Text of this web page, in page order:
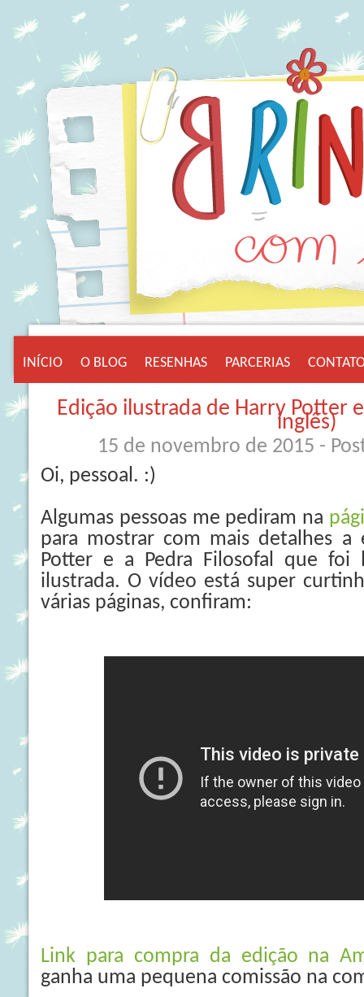
INÍCIO O BLOG RESENHAS PARCERIAS
Edição ilustrada de Harry Potter
inglês)
15 de novembro de 2015 -
Oi, pessoal. :)
Algumas pessoas me pediram na
para mostrar com mais detalhes a
Potter e a Pedra Filosofal que foi
ilustrada. O vídeo está super
várias páginas, confiram:
Link para compra da edição na
ganha uma pequena comissão na